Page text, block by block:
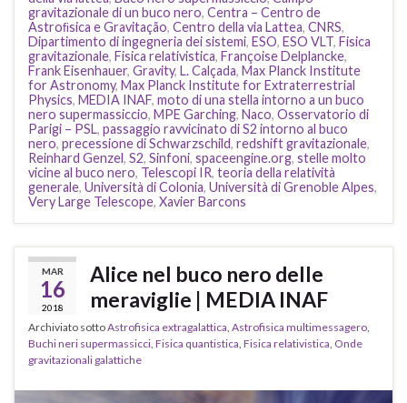
gravitazionale di un buco nero, Centra – Centro de
Astroﬁsica e Gravitação, Centro della via Lattea, CNRS,
Dipartimento di ingegneria dei sistemi, ESO, ESO VLT, Fisica
gravitazionale, Fisica relativistica, Françoise Delplancke,
Frank Eisenhauer, Gravity, L. Calçada, Max Planck Institute
for Astronomy, Max Planck Institute for Extraterrestrial
Physics, MEDIA INAF, moto di una stella intorno a un buco
nero supermassiccio, MPE Garching, Naco, Osservatorio di
Parigi – PSL, passaggio ravvicinato di S2 intorno al buco
nero, precessione di Schwarzschild, redshift gravitazionale,
Reinhard Genzel, S2, Sinfoni, spaceengine.org, stelle molto
vicine al buco nero, Telescopi IR, teoria della relatività
generale, Università di Colonia, Università di Grenoble Alpes,
Very Large Telescope, Xavier Barcons
MAR
16
2018
Alice nel buco nero delle
meraviglie | MEDIA INAF
Archiviato sottoAstrofisica extragalattica, Astrofisica multimessagero,
Buchi neri supermassicci, Fisica quantistica, Fisica relativistica, Onde
gravitazionali galattiche